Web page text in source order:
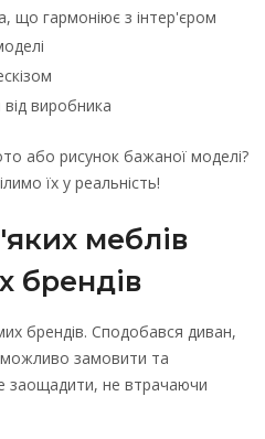
що гармоніює з інтер'єром
від виробника
або рисунок бажаної моделі?
їх у реальність!
меблів
брендів
брендів. Сподобався диван,
замовити та
заощадити, не втрачаючи